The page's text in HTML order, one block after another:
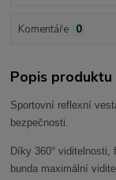
Komentáře 0
Popis produktu
Sportovní reflexní
bezpečnosti.
Díky 360°
bunda maximální